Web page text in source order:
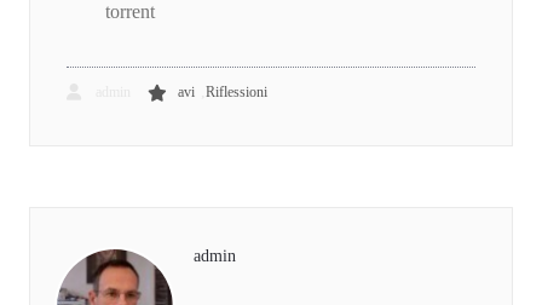
torrent
avi Riflessioni
admin